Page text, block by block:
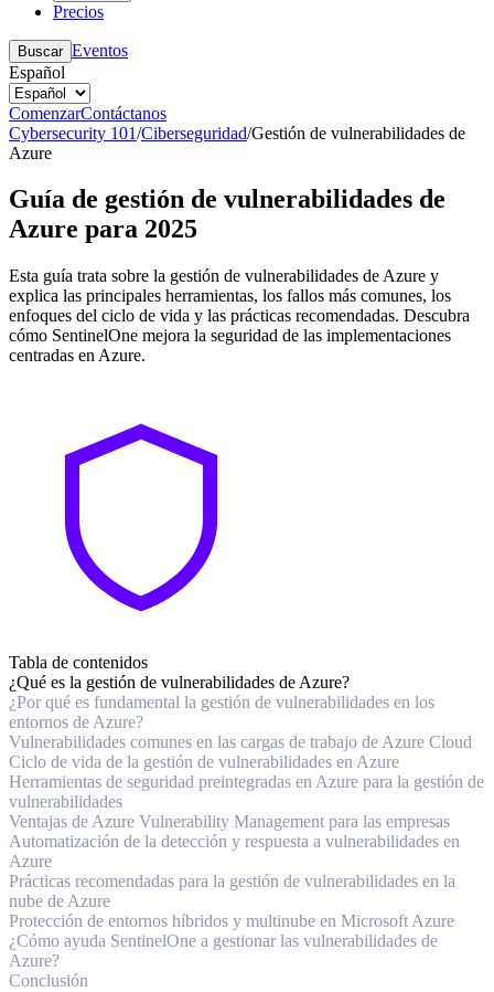
Precios
Buscar Eventos
Español
ComenzarContáctanos
Cybersecurity 101/Ciberseguridad/Gestión de vulnerabilidades de
Azure
Guía de gestión de vulnerabilidades de
Azure para 2025
Esta guía trata sobre la gestión de vulnerabilidades de Azure y
explica las principales herramientas, los fallos más comunes, los
enfoques del ciclo de vida y las prácticas recomendadas. Descubra
cómo SentinelOne mejora la seguridad de las implementaciones
centradas en Azure.
Tabla de contenidos
¿Qué es la gestión de vulnerabilidades de Azure?
¿Por qué es fundamental la gestión de vulnerabilidades en los
entornos de Azure?
Vulnerabilidades comunes en las cargas de trabajo de Azure Cloud
Ciclo de vida de la gestión de vulnerabilidades en Azure
Herramientas de seguridad preintegradas en Azure para la gestión de
vulnerabilidades
Ventajas de Azure Vulnerability Management para las empresas
Automatización de la detección y respuesta a vulnerabilidades en
Azure
Prácticas recomendadas para la gestión de vulnerabilidades en la
nube de Azure
Protección de entornos híbridos y multinube en Microsoft Azure
¿Cómo ayuda SentinelOne a gestionar las vulnerabilidades de
Azure?
Conclusión